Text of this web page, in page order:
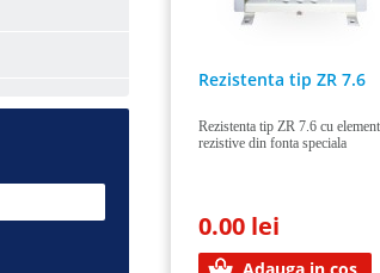
Rezistenta tip ZR 7.6
Rezistenta tip ZR 7.6 cu
rezistive din fonta speciala
0.00 lei